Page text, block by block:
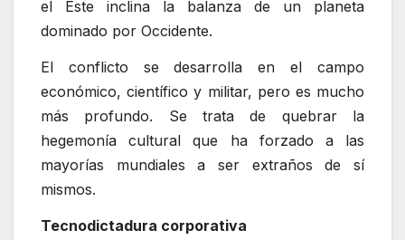
el Este inclina la balanza de un planeta
dominado por Occidente.
El conflicto se desarrolla en el campo
económico, científico y militar, pero es mucho
más profundo. Se trata de quebrar la
hegemonía cultural que ha forzado a las
mayorías mundiales a ser extraños de sí
mismos.
Tecnodictadura corporativa